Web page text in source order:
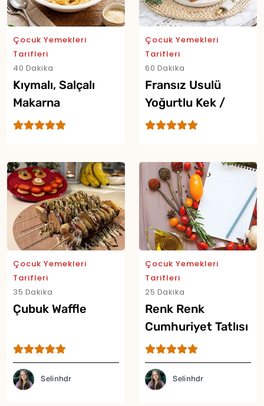
Çocuk Yemekleri
Tarifleri
40 Dakika
Kıymalı, Salçalı
Makarna
Çocuk Yemekleri
Tarifleri
60 Dakika
Fransız Usulü
Yoğurtlu Kek /
Gâteau Au Yaourt
Çocuk Yemekleri
Tarifleri
35 Dakika
Çubuk Waffle
Selinhdr
Çocuk Yemekleri
Tarifleri
25 Dakika
Renk Renk
Cumhuriyet Tatlısı
Selinhdr